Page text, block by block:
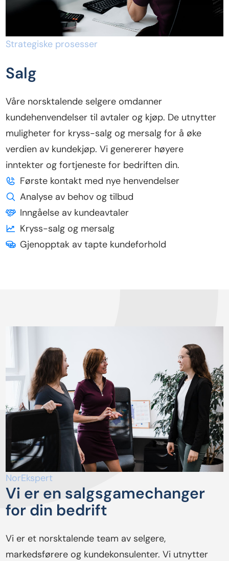
Strategiske prosesser
Salg
Våre norsktalende selgere omdanner
kundehenvendelser til avtaler og kjøp. De utnytter
muligheter for kryss-salg og mersalg for å øke
verdien av kundekjøp. Vi genererer høyere
inntekter og fortjeneste for bedriften din.
Første kontakt med nye henvendelser
Analyse av behov og tilbud
Inngåelse av kundeavtaler
Kryss-salg og mersalg
Gjenopptak av tapte kundeforhold
NorEkspert
Vi er en salgsgamechanger
for din bedrift
Vi er et norsktalende team av selgere,
markedsførere og kundekonsulenter. Vi utnytter